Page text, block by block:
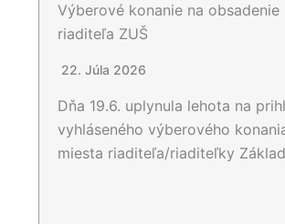
Výberové konanie na obsadenie
riaditeľa ZUŠ
22. Júla 2026
Dňa 19.6. uplynula lehota na
vyhláseného výberového
miesta riaditeľa/riaditeľky